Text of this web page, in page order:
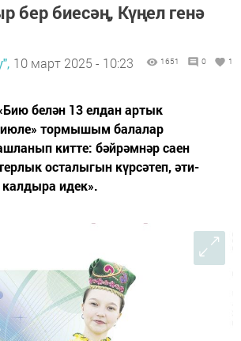
биесәң, Күңел генә
10 март 2025 - 10:23 1651 0 1
белән 13 елдан артык
тормышым балалар
китте: бәйрәмнәр саен
осталыгын күрсәтеп, әти-
калдыра идек».